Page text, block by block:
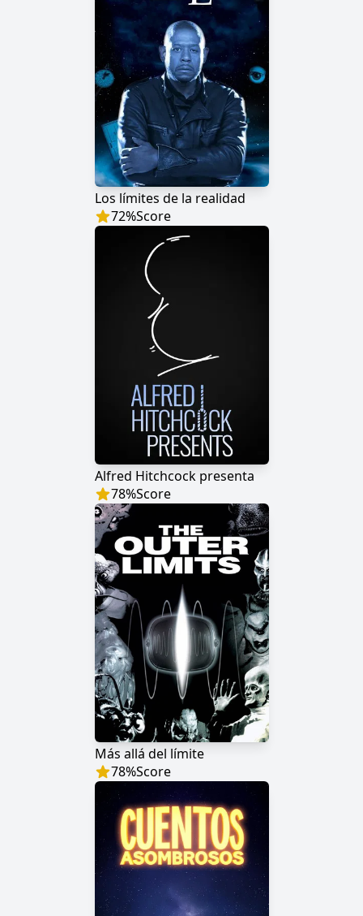
Los límites de la realidad
72%Score
Alfred Hitchcock presenta
78%Score
Más allá del límite
78%Score